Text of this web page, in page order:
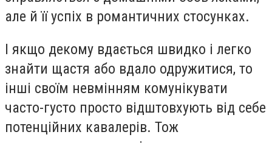
але й її успіх в романтичних стосунках.
І якщо декому вдається швидко і легко
знайти щастя або вдало одружитися, то
інші своїм невмінням комунікувати
часто-густо просто відштовхують від себе
потенційних кавалерів. Тож